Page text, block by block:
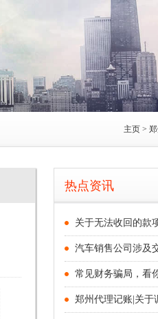
主页 >
热点资讯
关于无法收回的款
汽车销售公司涉及
常见财务骗局，看
郑州代理记账|关于